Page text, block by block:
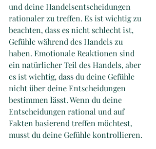
und deine Handelsentscheidungen
rationaler zu treffen. Es ist wichtig zu
beachten, dass es nicht schlecht ist,
Gefühle während des Handels zu
haben. Emotionale Reaktionen sind
ein natürlicher Teil des Handels, aber
es ist wichtig, dass du deine Gefühle
nicht über deine Entscheidungen
bestimmen lässt. Wenn du deine
Entscheidungen rational und auf
Fakten basierend treffen möchtest,
musst du deine Gefühle kontrollieren.